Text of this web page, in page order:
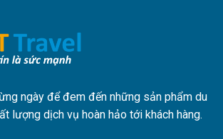
ngày để đem đến những sản phẩm du
lượng dịch vụ hoàn hảo tới khách hàng.